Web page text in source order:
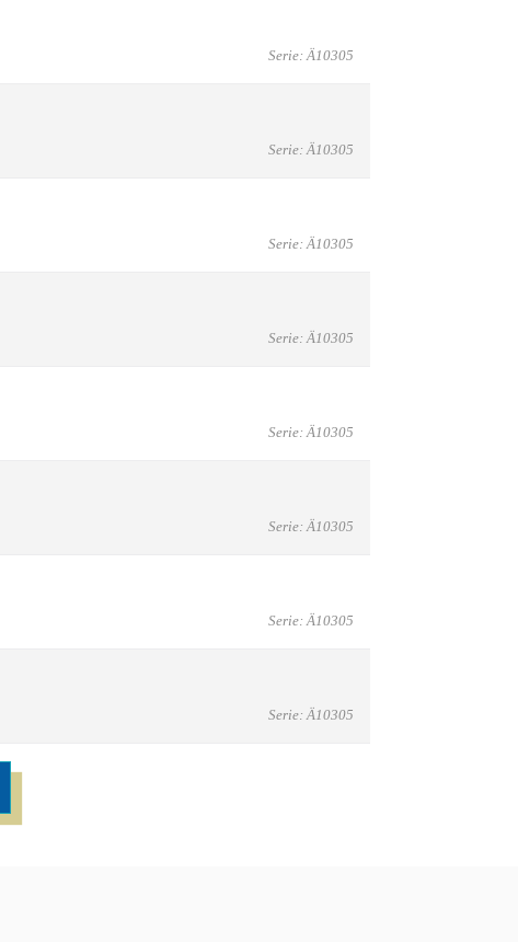
Serie: Ä10305
Serie: Ä10305
Serie: Ä10305
Serie: Ä10305
Serie: Ä10305
Serie: Ä10305
Serie: Ä10305
Serie: Ä10305